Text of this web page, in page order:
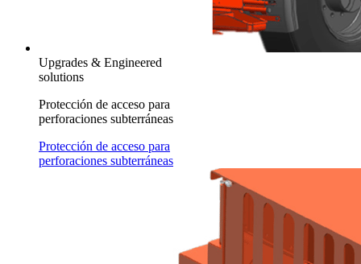
Upgrades & Engineered
solutions
Protección de acceso para
perforaciones subterráneas
Protección de acceso para
perforaciones subterráneas